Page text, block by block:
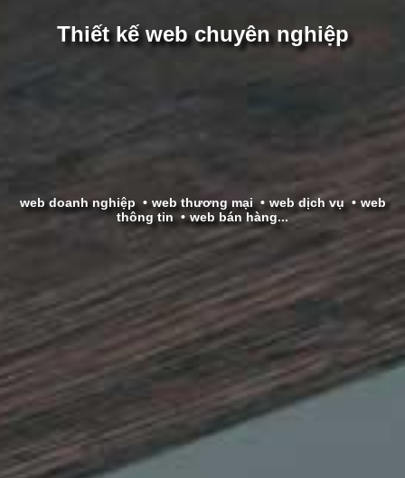
Thiết kế web chuyên nghiệp
web doanh nghiệp web thương mại web dịch vụ
web
thông tin
web bán hàng...